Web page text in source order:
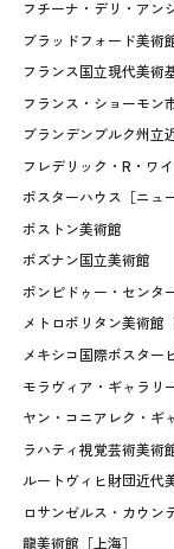
フチーナ・デリ・アン
ブラッドフォード美術
フランス国立現代美術
フランス・ショーモン
ブランデンブルク州立
フレデリック・R・ワ
ポスターハウス［ニュ
ボストン美術館
ポズナン国立美術館
ポンピドゥー・センタ
メトロポリタン美術館
メキシコ国際ポスター
モラヴィア・ギャラリ
ヤン・コニアレク・ギ
ラハティ視覚芸術美術
ルートヴィヒ財団近代
ロサンゼルス・カウン
龍美術館［上海］